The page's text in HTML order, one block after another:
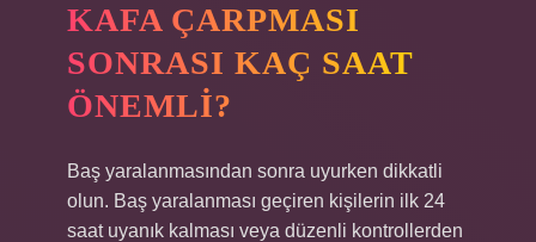
KAFA ÇARPMASI
SONRASI KAÇ SAAT
ÖNEMLI?
Baş yaralanmasından sonra uyurken dikkatli
olun. Baş yaralanması geçiren kişilerin ilk 24
saat uyanık kalması veya düzenli kontrollerden